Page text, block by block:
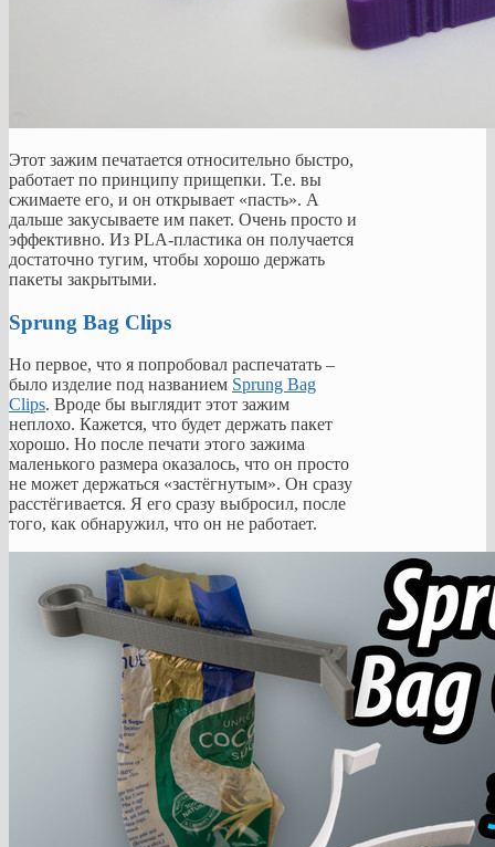
Этот зажим печатается относительно быстро,
работает по принципу прищепки. Т.е. вы
сжимаете его, и он открывает «пасть». А
дальше закусываете им пакет. Очень просто и
эффективно. Из PLA-пластика он получается
достаточно тугим, чтобы хорошо держать
пакеты закрытыми.
Sprung Bag Clips
Но первое, что я попробовал распечатать –
было изделие под названием Sprung Bag
Clips. Вроде бы выглядит этот зажим
неплохо. Кажется, что будет держать пакет
хорошо. Но после печати этого зажима
маленького размера оказалось, что он просто
не может держаться «застёгнутым». Он сразу
расстёгивается. Я его сразу выбросил, после
того, как обнаружил, что он не работает.